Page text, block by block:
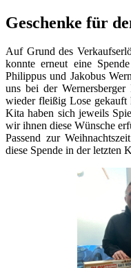
Geschenke für
Auf Grund des
konnte erneut eine
Philippus und Jakobus
uns bei der
wieder fleißig Lose gekauft
Kita haben sich jeweils
wir ihnen diese Wünsche
Passend zur
diese Spende in der letzten